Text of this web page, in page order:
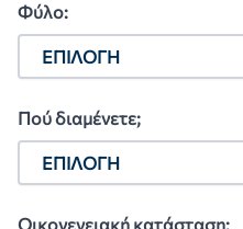
Φύλο:
Πού διαμένετε;
Οικογενειακή κατάσταση: